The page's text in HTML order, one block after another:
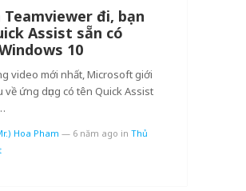
Teamviewer đi, bạn
Assist sẵn có
10
video mới nhất, Microsoft giới
về ứng dụng có tên Quick Assist
Hoa Pham — 6 năm ago in Thủ